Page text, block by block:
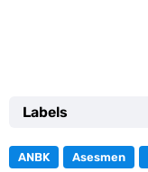
Labels
ANBK Asesmen